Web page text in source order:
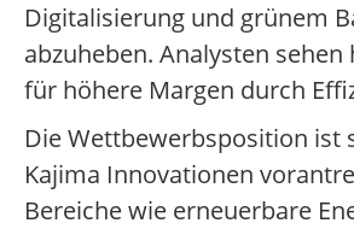
Digitalisierung und grünem
abzuheben. Analysten sehen
für höhere Margen durch
Die Wettbewerbsposition ist
Kajima Innovationen
Bereiche wie erneuerbare